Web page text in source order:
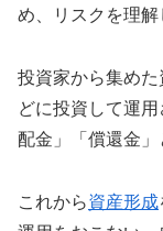
め、リスクを理解
投資家から集め
どに投資して運
配金」「償還金」
これから資産形成